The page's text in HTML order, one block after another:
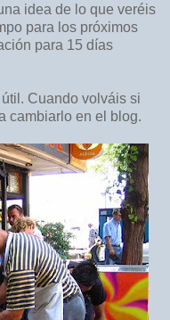
idea de lo que veréis
para los próximos
para 15 días
Cuando volváis si
cambiarlo en el blog.